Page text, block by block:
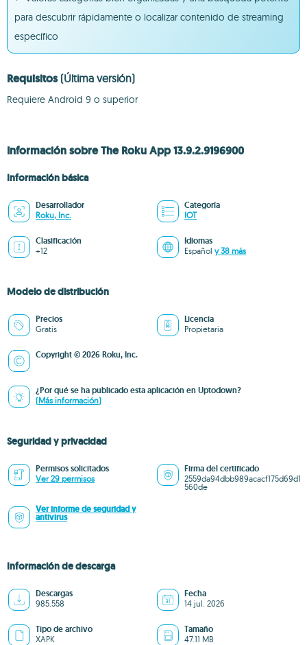
para descubrir rápidamente o localizar contenido de streaming
específico
Requisitos (Última versión)
Requiere Android 9 o superior
Información sobre The Roku App 13.9.2.9196900
Información básica
Desarrollador
Roku, Inc.
Categoría
IOT
Clasificación
+12
Idiomas
Español y 38 más
Modelo de distribución
Precios
Gratis
Licencia
Propietaria
Copyright © 2026 Roku, Inc.
¿Por qué se ha publicado esta aplicación en Uptodown?
(Más información)
Seguridad y privacidad
Permisos solicitados
Ver 29 permisos
Firma del certificado
2559da94dbb989acacf175d69d1
560de
Ver informe de seguridad y
antivirus
Información de descarga
Descargas
985.558
Fecha
14 jul. 2026
Tipo de archivo
XAPK
Tamaño
47.11 MB